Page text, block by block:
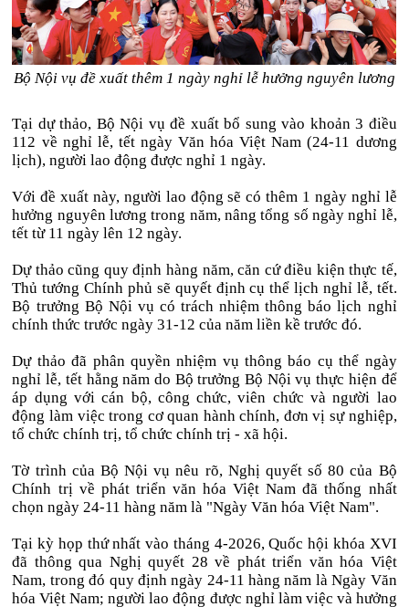
Bộ Nội vụ đề xuất thêm 1 ngày nghỉ lễ hưởng nguyên lương
Tại dự thảo, Bộ Nội vụ đề xuất bổ sung vào khoản 3 điều
112 về nghỉ lễ, tết ngày Văn hóa Việt Nam (24-11 dương
lịch), người lao động được nghỉ 1 ngày.
Với đề xuất này, người lao động sẽ có thêm 1 ngày nghỉ lễ
hưởng nguyên lương trong năm, nâng tổng số ngày nghỉ lễ,
tết từ 11 ngày lên 12 ngày.
Dự thảo cũng quy định hàng năm, căn cứ điều kiện thực tế,
Thủ tướng Chính phủ sẽ quyết định cụ thể lịch nghỉ lễ, tết.
Bộ trưởng Bộ Nội vụ có trách nhiệm thông báo lịch nghỉ
chính thức trước ngày 31-12 của năm liền kề trước đó.
Dự thảo đã phân quyền nhiệm vụ thông báo cụ thể ngày
nghỉ lễ, tết hằng năm do Bộ trưởng Bộ Nội vụ thực hiện để
áp dụng với cán bộ, công chức, viên chức và người lao
động làm việc trong cơ quan hành chính, đơn vị sự nghiệp,
tổ chức chính trị, tổ chức chính trị - xã hội.
Tờ trình của Bộ Nội vụ nêu rõ, Nghị quyết số 80 của Bộ
Chính trị về phát triển văn hóa Việt Nam đã thống nhất
chọn ngày 24-11 hàng năm là "Ngày Văn hóa Việt Nam".
Tại kỳ họp thứ nhất vào tháng 4-2026, Quốc hội khóa XVI
đã thông qua Nghị quyết 28 về phát triển văn hóa Việt
Nam, trong đó quy định ngày 24-11 hàng năm là Ngày Văn
hóa Việt Nam; người lao động được nghỉ làm việc và hưởng